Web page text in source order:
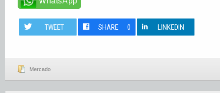
TWEET SHARE 0 LINKEDIN
Mercado